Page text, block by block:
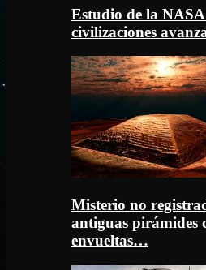
Estudio de la
civilizaciones
Misterio no
antiguas pirámides
envueltas…